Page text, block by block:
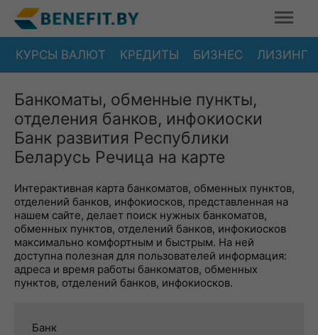
КУРСЫ ВАЛЮТ КРЕДИТЫ БИЗНЕС ЛИЗИНГ
Банкоматы, обменные пункты,
отделения банков, инфокиоски
Банк развития Республики
Беларусь Речица на карте
Интерактивная карта банкоматов, обменных пунктов,
отделений банков, инфокиосков, представленная на
нашем сайте, делает поиск нужных банкоматов,
обменных пунктов, отделений банков, инфокиосков
максимально комфортным и быстрым. На ней
доступна полезная для пользователей информация:
адреса и время работы банкоматов, обменных
пунктов, отделений банков, инфокиосков.
Банк